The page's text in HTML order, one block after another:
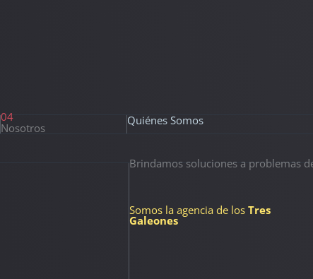
04
Nosotros
Quiénes Somos
Brindamos soluciones a problemas
Somos la agencia de losTres
Galeones